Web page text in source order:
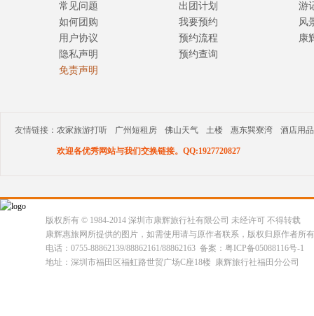
常见问题
如何团购
用户协议
隐私声明
免责声明
出团计划
我要预约
预约流程
预约查询
游
风
康
友情链接： 农家旅游打听 广州短租房 佛山天气 土楼 惠东巽寮湾 酒店用品
欢迎各优秀网站与我们交换链接。QQ:1927720827
版权所有 © 1984-2014 深圳市康辉旅行社有限公司 未经许可 不得转载
康辉惠旅网所提供的图片，如需使用请与原作者联系，版权归原作者所
电话：0755-88862139/88862161/88862163 备案：粤ICP备05088116号-1
地址：深圳市福田区福虹路世贸广场C座18楼 康辉旅行社福田分公司